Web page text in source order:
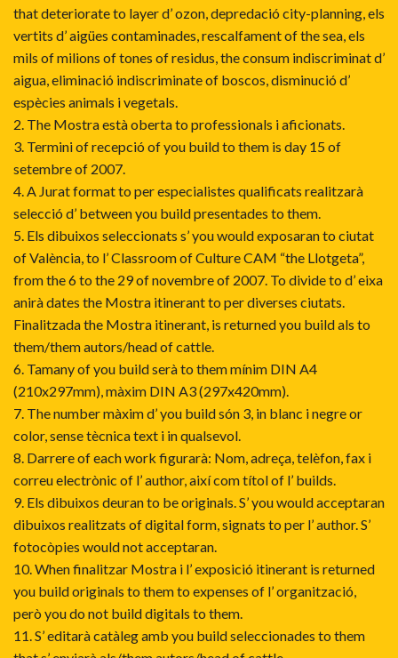
that deteriorate to layer d’ ozon, depredació city-planning, els
vertits d’ aigües contaminades, rescalfament of the sea, els
mils of milions of tones of residus, the consum indiscriminat d’
aigua, eliminació indiscriminate of boscos, disminució d’
espècies animals i vegetals.
2. The Mostra està oberta to professionals i aficionats.
3. Termini of recepció of you build to them is day 15 of
setembre of 2007.
4. A Jurat format to per especialistes qualificats realitzarà
selecció d’ between you build presentades to them.
5. Els dibuixos seleccionats s’ you would exposaran to ciutat
of València, to l’ Classroom of Culture CAM “the Llotgeta”,
from the 6 to the 29 of novembre of 2007. To divide to d’ eixa
anirà dates the Mostra itinerant to per diverses ciutats.
Finalitzada the Mostra itinerant, is returned you build als to
them/them autors/head of cattle.
6. Tamany of you build serà to them mínim DIN A4
(210x297mm), màxim DIN A3 (297x420mm).
7. The number màxim d’ you build són 3, in blanc i negre or
color, sense tècnica text i in qualsevol.
8. Darrere of each work figurarà: Nom, adreça, telèfon, fax i
correu electrònic of l’ author, així com títol of l’ builds.
9. Els dibuixos deuran to be originals. S’ you would acceptaran
dibuixos realitzats of digital form, signats to per l’ author. S’
fotocòpies would not acceptaran.
10. When finalitzar Mostra i l’ exposició itinerant is returned
you build originals to them to expenses of l’ organització,
però you do not build digitals to them.
11. S’ editarà catàleg amb you build seleccionades to them